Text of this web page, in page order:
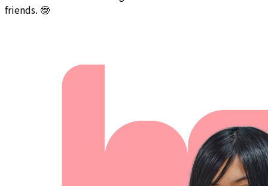
friends. 🤓